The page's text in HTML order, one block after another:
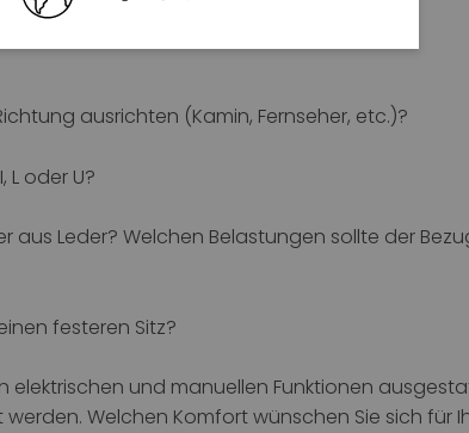
ausrichten (Kamin, Fernseher, etc.)?
L oder U?
aus Leder? Welchen Belastungen sollte der
festeren Sitz?
elektrischen und manuellen Funktionen
Welchen Komfort wünschen Sie sich für